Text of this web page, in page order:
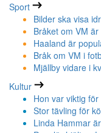
Sport
Bilder ska visa
Bråket om VM är
Haaland är
Bråk om VM i
Mjällby vidare i
Kultur
Hon var viktig
Stor tävling för
Linda Hammar